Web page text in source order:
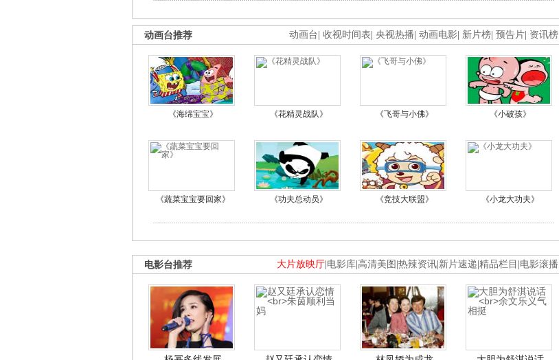
动画台 收视时间表 央视热播 动画电影 新片榜 预告片 资讯榜
动画台推荐
《海绵宝宝》 《花精灵战队》 《飞哥与小佛》 《小破孩》
《蔬菜宝宝要回家》 《功夫总动员》 《竞技大联盟》 《小龙大功夫》
大片放映厅 电影库 高清美图 热辣资讯 新片速递 精品栏目 电影滚播
电影台推荐